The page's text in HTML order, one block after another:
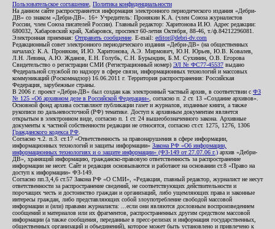
Пользовательское соглашение Политика конфиденциальности
На данном сайте распространяется информация электронного периодического издания «Дебри-
ДВ» со знаком «Дебри-ДВ». 16+ Учредитель: Пронякин К.А. (член Союза журналистов
России, член Союза писателей России). Главный редактор: Харитонова И.Ю. Адрес редакции:
680032, Хабаровский край, Хабаровск, проспект 60-летия Октября, 88-46, т./ф.84212296081.
Электронная приемная: Отправить сообщение . E-mail: editor@debri-dv.com
Редакционный совет электронного периодического издания «Дебри-ДВ» (на общественных
началах): К.А. Пронякин, И.Ю. Харитонова, А.Э. Мирмович, Ю.Н. Юрьев, Ю.В. Ковалев,
Л.Н. Левина, А.Ю. Жданов, Е.Н. Голубь, С.Н. Бурындин, Б.М. Сухинин, О.В. Егорова
Свидетельство о регистрации СМИ (Регистрационный номер) ЭЛ № ФС77-45537 выдано
Федеральной службой по надзору в сфере связи, информационных технологий и массовых
коммуникаций (Роскомнадзор) 16.06.2011 г. Территория распространения: Российская
Федерация, зарубежные страны.
В 2006 г. проект «Дебри-ДВ» был создан как электронный частный архив, в соответствии с ФЗ
№ 125 «Об архивном деле в Российской Федерации» , согласно п. 2 ст. 13 «Создание архивов».
Основной фонд архива составляют публикации газет и журналов, изданные книги, а также
рукописи по дальневосточной (РФ) тематике. Доступ к архивным документам является
открытым в электронном виде, согласно п. 1 ст. 24 вышеобозначенного закона. Архивные
документы к частной собственности редакции не относятся, согласно ст.ст. 1275, 1276, 1306
Гражданского кодекса РФ
Согласно ч.2. п.3. ст.17 «Ответственность за правонарушения в сфере информации,
информационных технологий и защиты информации» Закона РФ «Об информации,
информационных технологиях и о защите информации» (ФЗ-149 от 27.07.06 г.) архив «Дебри-
ДВ», хранящий информацию, гражданско-правовую ответственность за распространение
информации не несет. Сайт и редакция основываются и работают на основании ст.8 «Право на
доступ к информации» ФЗ-149.
Согласно пп.3,4,6 ст.57 Закона РФ «О СМИ», «Редакция, главный редактор, журналист не несут
ответственности за распространение сведений, не соответствующих действительности и
порочащих честь и достоинство граждан и организаций, либо ущемляющих права и законные
интересы граждан, либо представляющих собой злоупотребление свободой массовой
информации и (или) правами журналиста: ...если они являются дословным воспроизведением
сообщений и материалов или их фрагментов, распространенных другим средством массовой
информации (а также сообщения, переданные в пресс-релизах и информация государственных,
общественных организаций и объединений), которое может быть установлено и привлечено к